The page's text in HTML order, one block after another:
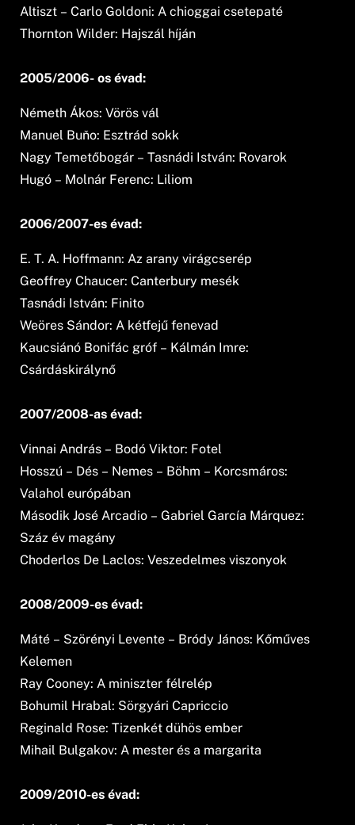
Altiszt – Carlo Goldoni: A chioggai csetepaté
Thornton Wilder: Hajszál híján
2005/2006- os évad:
Németh Ákos: Vörös vál
Manuel Buňo: Esztrád sokk
Nagy Temetőbogár – Tasnádi István: Rovarok
Hugó – Molnár Ferenc: Liliom
2006/2007-es évad:
E. T. A. Hoffmann: Az arany virágcserép
Geoffrey Chaucer: Canterbury mesék
Tasnádi István: Finito
Weöres Sándor: A kétfejű fenevad
Kaucsiánó Bonifác gróf – Kálmán Imre:
Csárdáskirálynő
2007/2008-as évad:
Vinnai András – Bodó Viktor: Fotel
Hosszú – Dés – Nemes – Böhm – Korcsmáros:
Valahol európában
Második José Arcadio – Gabriel García Márquez:
Száz év magány
Choderlos De Laclos: Veszedelmes viszonyok
2008/2009-es évad:
Máté – Szörényi Levente – Bródy János: Kőműves
Kelemen
Ray Cooney: A miniszter félrelép
Bohumil Hrabal: Sörgyári Capriccio
Reginald Rose: Tizenkét dühös ember
Mihail Bulgakov: A mester és a margarita
2009/2010-es évad: